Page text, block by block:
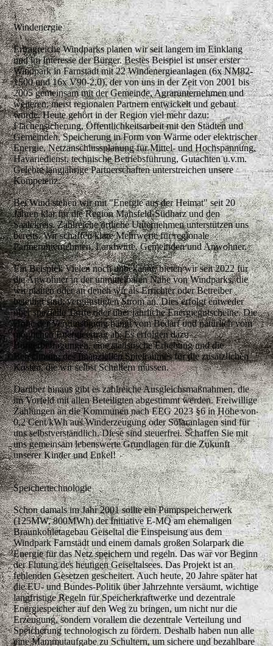
Windenergie
Ertragreiche Windparks planen wir seit langem im Einklang
und im Interesse der Bürger. Bestes Beispiel ist unser erster
Windpark in Farnstädt mit 22 Windenergieanlagen (6x NM82-
1500 und 16x V90-2,0), der von uns in der Zeit von 2001 bis
2005 gemeinsam mit der Gemeinde, Agrarunternehmen und
weiteren, meist regionalen Partnern entwickelt und gebaut
wurde. Heute gehört in der Region viel mehr dazu:
Flächensicherung, Öffentlichkeitsarbeit mit den Städten und
Gemeinden, Speicherung in Form von Wärme oder elektrischer
Energie, Netzanschlussplanung für Mittel- und Hochspannung,
Havariedienst, technische Betriebsführung, Gutachten u.v.m.
Gelebte langjährige Partnerschaften unterstreichen unsere
Kompetenz.
Bei Wind stehen wir mit"Energie aus der Heimat"seit 20
Jahren klar für die Region Mansfeld-Südharz und den
Saalekreis. Zahlreiche örtliche Unternehmen unterstützen uns
bereits. Wir schaffen klare Mehrwerte für regionale
Partnerunternehmen, Landwirte, Gemeinden und Anwohner.
Ein Beispiel:Vielen noch unbekannt, bieten wir seit 2022für
die Anwohner in der unmittelbaren Nähe von Windparks, die
wir planen oder an denen wir als Errichter oder Betreiber
beteiligt sind, vergünstigten Stroman. Dies erfolgt entweder
über spezielle Tarife oder über jährliche Energiegutscheine. Die
Höhe der Vergünstigung hängt vom Bedarf und natürlich vom
möglichen Energieertrag ab. Es erfolgen dazu
Bürgerbefragungen, eine statistische Erhebung und die
Berechnung des finanziellen Spielraumes für die zusätzlichen
Kosten, die wir selbst Schultern müssen.
Darüber hinaus gibt es zahlreiche Ausgleichsmaßnahmen, die
im Vorfeld mit allen Beteiligten abgestimmt werden.Freiwillige
Zahlungenan die Kommunen nach EEG 2023 §6 in Höhe von
0,2 Cent/kWh aus Winderzeugung oder Solaranlagen sind für
uns selbstverständlich. Diese sind steuerfrei. Schaffen Sie mit
uns gemeinsam lebenswerte Grundlagen für die Zukunft
unserer Kinder und Enkel!
Speichertechnologie
Schon damals im Jahr 2001 sollte ein Pumpspeicherwerk
(125MW, 800MWh) der Initiative E-MQ am ehemaligen
Braunkohletagebau Geiseltal die Einspeisung aus dem
Windpark Farnstädt und einem damals großen Solarpark die
Energie für das Netz speichern und regeln. Das war vor Beginn
der Flutung des heutigen Geiseltalsees. Das Projekt ist an
fehlenden Gesetzen gescheitert. Auch heute, 20 Jahre später hat
die EU- und Bundes-Politik über Jahrzehnte versäumt, wichtige
langfristige Regeln für Speicherkraftwerke und dezentrale
Energiespeicher auf den Weg zu bringen, um nicht nur die
Erzeugung, sondern vorallem die dezentrale Verteilung und
Speicherung technologisch zu fördern. Deshalb haben nun alle
eine Mammutaufgabe zu Schultern, um sichere und bezahlbare